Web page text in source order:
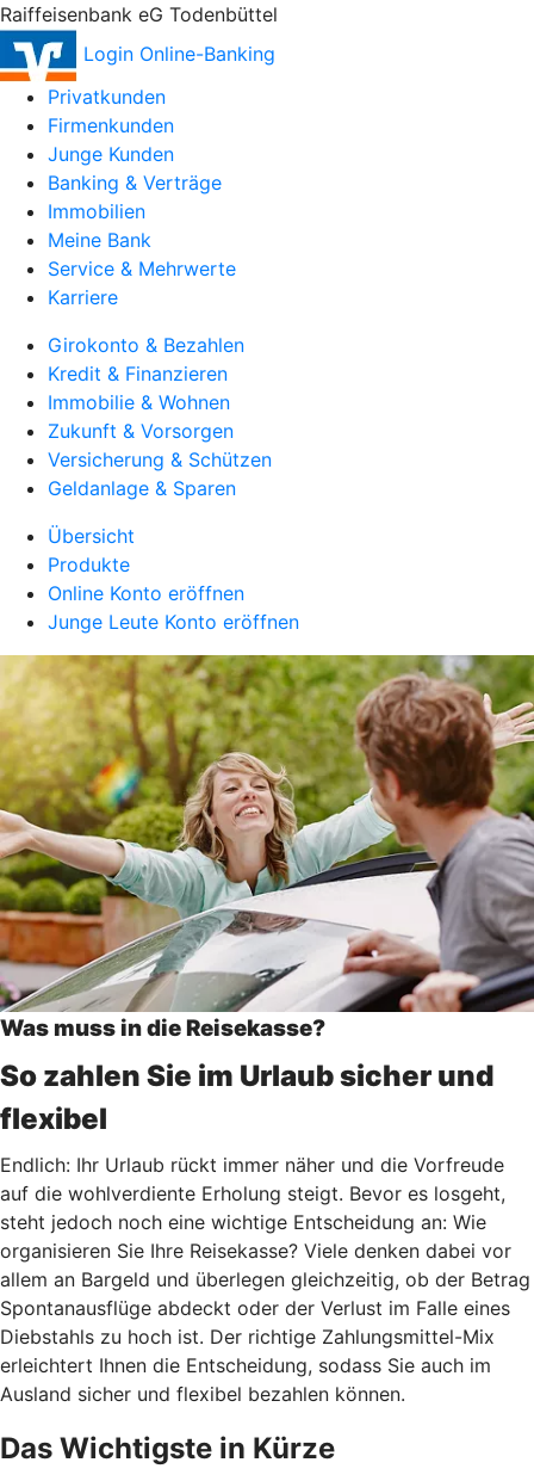
Raiffeisenbank eG Todenbüttel
Login Online-Banking
Privatkunden
Firmenkunden
Junge Kunden
Banking & Verträge
Immobilien
Meine Bank
Service & Mehrwerte
Karriere
Girokonto & Bezahlen
Kredit & Finanzieren
Immobilie & Wohnen
Zukunft & Vorsorgen
Versicherung & Schützen
Geldanlage & Sparen
Übersicht
Produkte
Online Konto eröffnen
Junge Leute Konto eröffnen
Was muss in die Reisekasse?
So zahlen Sie im Urlaub sicher und
flexibel
Endlich: Ihr Urlaub rückt immer näher und die Vorfreude
auf die wohlverdiente Erholung steigt. Bevor es losgeht,
steht jedoch noch eine wichtige Entscheidung an: Wie
organisieren Sie Ihre Reisekasse? Viele denken dabei vor
allem an Bargeld und überlegen gleichzeitig, ob der Betrag
Spontanausflüge abdeckt oder der Verlust im Falle eines
Diebstahls zu hoch ist. Der richtige Zahlungsmittel-Mix
erleichtert Ihnen die Entscheidung, sodass Sie auch im
Ausland sicher und flexibel bezahlen können.
Das Wichtigste in Kürze